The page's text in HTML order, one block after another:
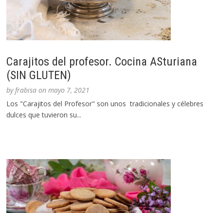
Carajitos del profesor. Cocina ASturiana
(SIN GLUTEN)
byfrabisa onmayo 7, 2021
Los "Carajitos del Profesor" son unos tradicionales y célebres
dulces que tuvieron su...